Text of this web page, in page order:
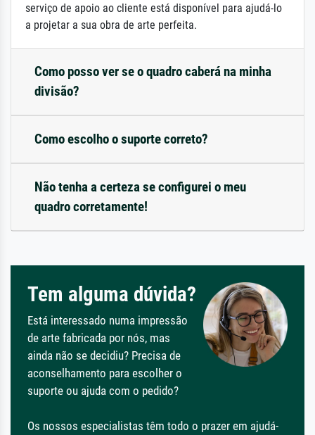
serviço de apoio ao cliente está disponível para ajudá-lo
a projetar a sua obra de arte perfeita.
Como posso ver se o quadro caberá na minha
divisão?
Como escolho o suporte correto?
Não tenha a certeza se configurei o meu
quadro corretamente!
Tem alguma dúvida?
Está interessado numa impressão
de arte fabricada por nós, mas
ainda não se decidiu? Precisa de
aconselhamento para escolher o
suporte ou ajuda com o pedido?
Os nossos especialistas têm todo o prazer em ajudá-